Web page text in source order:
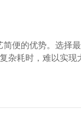
便的优势。选择
杂耗时，难以实